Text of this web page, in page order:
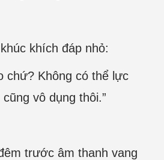
khích đáp nhỏ:
chứ? Không có thể lực
vô dụng thôi.”
trước âm thanh vang